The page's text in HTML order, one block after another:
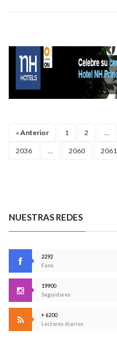
« Anterior 1 2
2036 2060 2061
NUESTRAS REDES
2292
Fans
19900
Seguidores
+ 6200
Lectores diarios